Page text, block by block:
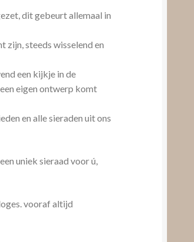
dit gebeurt allemaal in
zijn, steeds wisselend en
een kijkje in de
eigen ontwerp komt
en alle sieraden uit ons
uniek sieraad voor ú,
vooraf altijd